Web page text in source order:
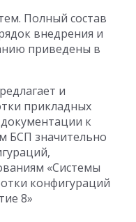
Полный состав
внедрения и
приведены в
и
прикладных
к
БСП значительно
«Системы
конфигураций
8»